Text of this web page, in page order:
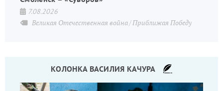
7.08.2026
Великая Отечественная война Приближая Победу
КОЛОНКА ВАСИЛИЯ КАЧУРА